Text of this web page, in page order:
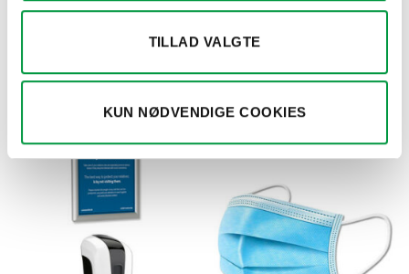
TILLAD VALGTE
KUN NØDVENDIGE COOKIES
kr.52,00
RELATEREDE VARER